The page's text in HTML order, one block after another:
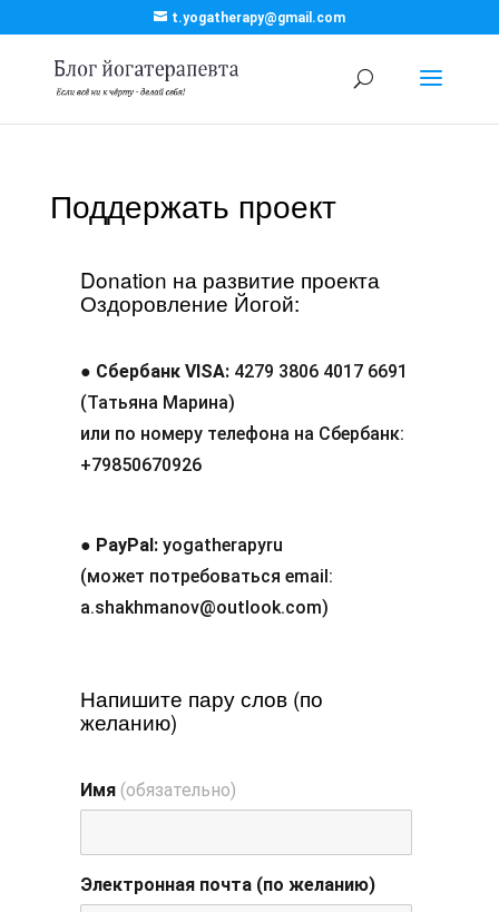
t.yogatherapy@gmail.com
Поддержать проект
Donation на развитие проекта
Оздоровление Йогой:
● Сбербанк VISA: 4279 3806 4017 6691
(Татьяна Марина)
или по номеру телефона на Сбербанк:
+79850670926
● PayPal: yogatherapyru
(может потребоваться email:
a.shakhmanov@outlook.com)
Напишите пару слов (по
желанию)
Имя (обязательно)
Электронная почта (по желанию)